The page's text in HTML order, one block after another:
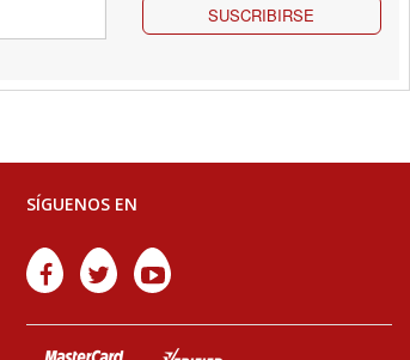
SUSCRIBIRSE
SÍGUENOS EN